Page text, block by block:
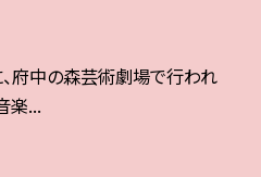
、府中の森芸術劇場で行われ
楽...